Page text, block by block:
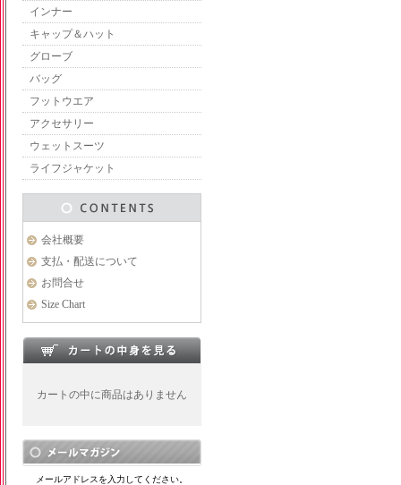
インナー
キャップ＆ハット
グローブ
バッグ
フットウエア
アクセサリー
ウェットスーツ
ライフジャケット
会社概要
支払・配送について
お問合せ
Size Chart
カートの中に商品はありません
メールアドレスを入力してください。